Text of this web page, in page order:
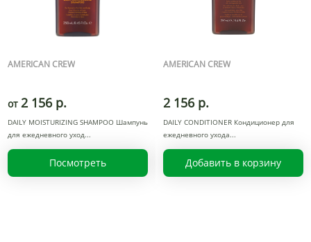
AMERICAN CREW
от 2 156 р.
DAILY MOISTURIZING SHAMPOO Шампунь
для ежедневного уход
Посмотреть
AMERICAN CREW
2 156 р.
DAILY CONDITIONER Кондиционер для
ежедневного ухода
Добавить в корзину